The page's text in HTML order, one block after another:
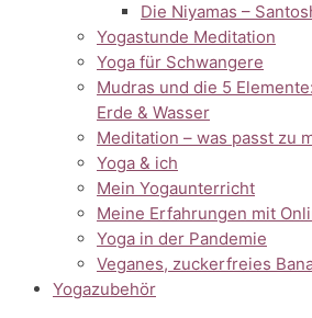
Die Niyamas –
Yogastunde Meditation
Yoga für Schwangere
Mudras und die 5
Erde & Wasser
Meditation – was passt zu
Yoga & ich
Mein Yogaunterricht
Meine Erfahrungen mit
Yoga in der Pandemie
Veganes, zuckerfreies
Yogazubehör